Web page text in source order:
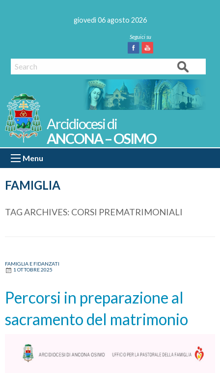
giovedì 06 agosto 2026
Facebook
Youtube
Search
FAMIGLIA
ANCONA – OSIMO
Menu
TAG ARCHIVES: CORSI PREMATRIMONIALI
FAMIGLIA E FIDANZATI
1 OTTOBRE 2025
Percorsi in preparazione al
sacramento del matrimonio